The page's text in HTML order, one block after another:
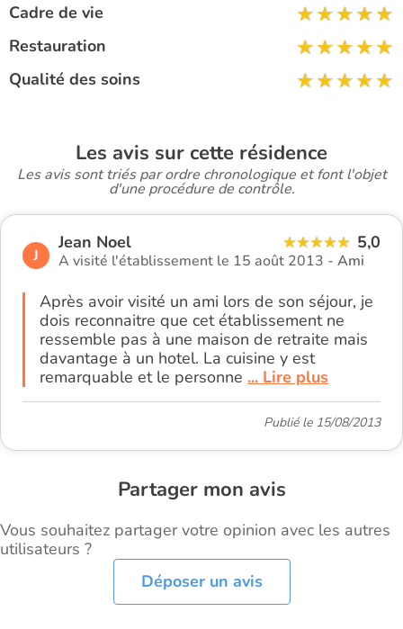
Cadre de vie
Restauration
Qualité des soins
Les avis sur cette résidence
Les avis sont triés par ordre chronologique et font l'objet
d'une procédure de contrôle.
J
Jean Noel 5,0
A visité l'établissement le 15 août 2013 - Ami
Après avoir visité un ami lors de son séjour, je
dois reconnaitre que cet établissement ne
ressemble pas à une maison de retraite mais
davantage à un hotel. La cuisine y est
remarquable et le personne ... Lire plus
Publié le 15/08/2013
Partager mon avis
Vous souhaitez partager votre opinion avec les autres
utilisateurs ?
Déposer un avis